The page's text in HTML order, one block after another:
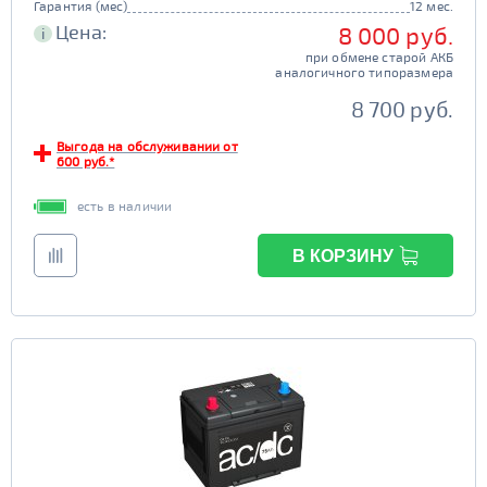
Гарантия (мес) 12 мес.
i Цена: 8 000 руб.
при обмене старой АКБ
аналогичного типоразмера
8 700 руб.
Выгода на обслуживании от
600 руб.*
есть в наличии
В КОРЗИНУ